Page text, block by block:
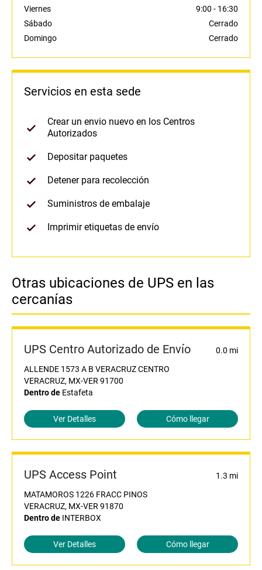
Viernes
9:00 - 16:30
Sábado
Cerrado
Domingo
Cerrado
Servicios en esta sede
Crear un envio nuevo en los Centros
Autorizados
Depositar paquetes
Detener para recolección
Suministros de embalaje
Imprimir etiquetas de envío
Otras ubicaciones de UPS en las
cercanías
UPS Centro Autorizado de Envío
0.0 mi
ALLENDE 1573 A B VERACRUZ CENTRO
VERACRUZ, MX-VER 91700
Dentro de Estafeta
Ver Detalles Cómo llegar
UPS Access Point
1.3 mi
MATAMOROS 1226 FRACC PINOS
VERACRUZ, MX-VER 91870
Dentro de INTERBOX
Ver Detalles Cómo llegar